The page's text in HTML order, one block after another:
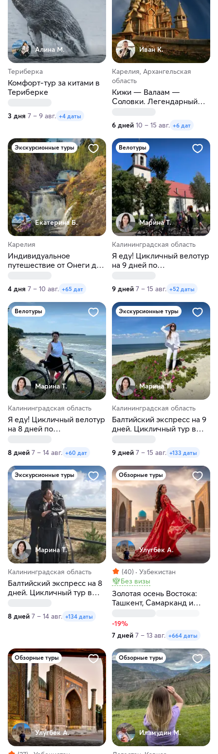
Алина М.
Териберка
Комфорт-тур за китами в
Териберке
3 дня 7 – 9 авг. +4 даты
Иван К.
Карелия, Архангельская
область
Кижи — Валаам —
Соловки. Легендарный
6 дней 10 – 15 авг. +6 дат
Экскурсионные туры
Екатерина Б.
Карелия
Индивидуальное
путешествие от Онеги до
4 дня 7 – 10 авг. +65 дат
Велотуры
Марина Т.
Калининградская область
Я еду! Цикличный велотур
на 9 дней по
9 дней 7 – 15 авг. +52 даты
Велотуры
Марина Т.
Калининградская область
Я еду! Цикличный велотур
на 8 дней по
8 дней 7 – 14 авг. +60 дат
Экскурсионные туры
Марина Т.
Калининградская область
Балтийский экспресс на 9
дней. Цикличный тур в
9 дней 7 – 15 авг. +133 даты
Экскурсионные туры
Марина Т.
Калининградская область
Балтийский экспресс на 8
дней. Цикличный тур в
8 дней 7 – 14 авг. +134 даты
Обзорные туры
Улугбек А.
(40)
Узбекистан
Без визы
Золотая осень Востока:
Ташкент, Самарканд и
-19%
7 дней 7 – 13 авг. +664 даты
Обзорные туры
Улугбек А.
Обзорные туры
Иламудин М.